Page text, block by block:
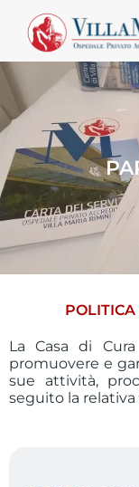
POLITICA
La Casa di
promuovere e
sue attività,
seguito la